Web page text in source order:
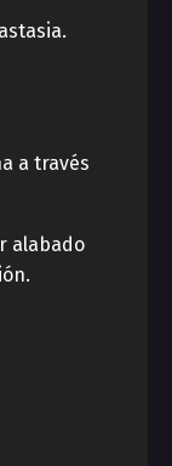
a través
alabado